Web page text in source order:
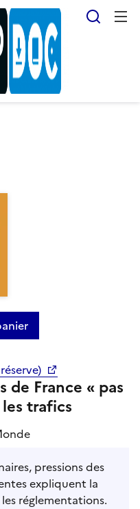
de France « pas
trafics
pressions des
expliquent la
réglementations.